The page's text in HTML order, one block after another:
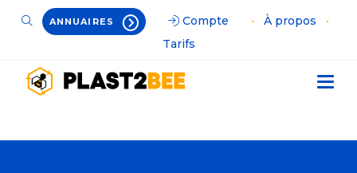
ANNUAIRES Compte • À propos
•
Tarifs